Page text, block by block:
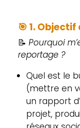
🎯 1.
📝Pourquoi
reportage ?
Quel est le
(mettre en
un rapport
projet,